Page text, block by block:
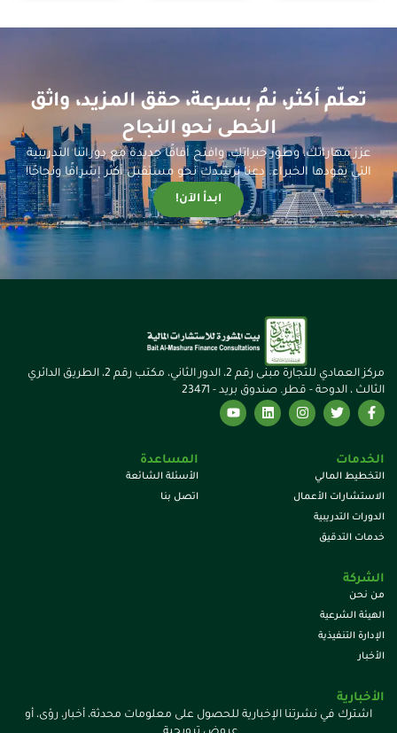
تعلّم أكثر، نمُ بسرعة، حقق المزيد، واثق
الخطى نحو النجاح
عزز مهاراتك، وطوّر خبراتك، وافتح آفاقًا جديدة مع دوراتنا التدريبية
التي يقودها الخبراء. دعنا نرشدك نحو مستقبل أكثر إشراقًا ونجاحًا!
ابدأ الآن!
مركز العمادي للتجارة مبنى رقم 2، الدور الثاني، مكتب رقم 2، الطريق الدائري
الثالث ، الدوحة - قطر. صندوق بريد - 23471
الخدمات
التخطيط المالي
الاستشارات الأعمال
الدورات التدريبية
خدمات التدقيق
المساعدة
الأسئلة الشائعة
اتصل بنا
الشركة
من نحن
الهيئة الشرعية
الإدارة التنفيذية
الأخبار
الأخبارية
اشترك في نشرتنا الإخبارية للحصول على معلومات محدثة، أخبار، رؤى، أو